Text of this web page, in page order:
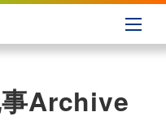
Archive